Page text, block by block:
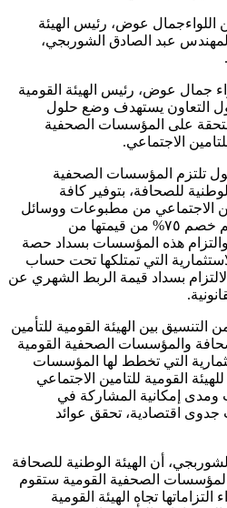
اللواءجمال عوض، رئيس الهيئة
عبد الصادق الشوربجي،
جمال عوض، رئيس الهيئة القومية
التعاون يستهدف وضع حلول
على المؤسسات الصحفية
الاجتماعي.
تلتزم المؤسسات الصحفية
للصحافة، بتوفير كافة
الاجتماعي من مطبوعات ووسائل
نشر ودعاية وإعلان على أن يتم خصم ٧٥% من قيمتها من
والتزام هذه المؤسسات بسداد حصة
التي تمتلكها تحت حساب
بسداد قيمة الربط الشهري عن
التنسيق بين الهيئة القومية للتأمين
والمؤسسات الصحفية القومية
التي تخطط لها المؤسسات
القومية للتامين الاجتماعي
إمكانية المشاركة في
جدوى اقتصادية، تحقق عوائد
أن الهيئة الوطنية للصحافة
الصحفية القومية ستقوم
تجاه الهيئة القومية